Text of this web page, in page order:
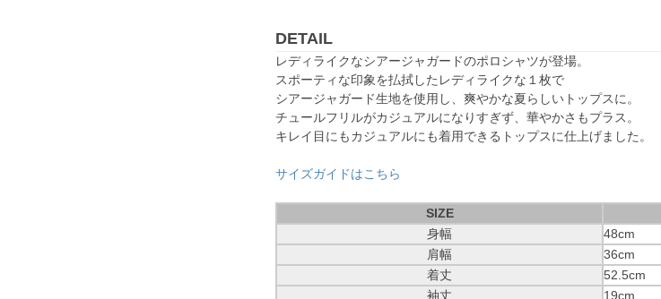
DETAIL
レディライクなシアージャガードのポロシャツが登場。
スポーティな印象を払拭したレディライクな１枚で
シアージャガード生地を使用し、爽やかな夏らしいトップスに。
チュールフリルがカジュアルになりすぎず、華やかさもプラス。
キレイ目にもカジュアルにも着用できるトップスに仕上げました。
サイズガイドはこちら
SIZE
身幅
48cm
肩幅
36cm
着丈
52.5cm
袖丈
19cm